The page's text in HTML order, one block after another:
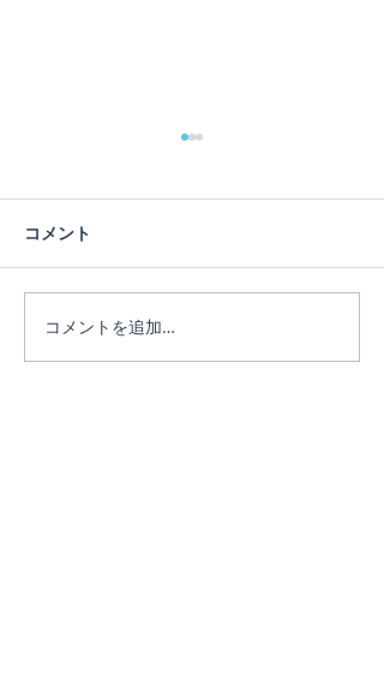
蓮の花
コメント
コメントを追加…